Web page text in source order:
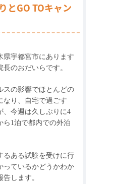
とGO TOキャン
県宇都宮市にあります
長のおだいらです。
スの影響でほとんどの
なり、自宅で過ごす
、今週は久しぶりに4
ら1泊で都内での外泊
るある試験を受けに行
っているかどうかわか
します。